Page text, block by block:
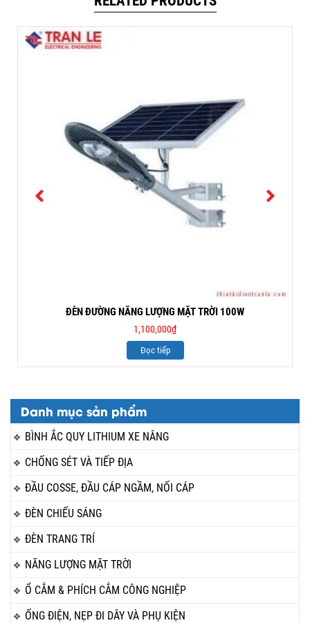
Danh mục sản phẩm
BÌNH ẮC QUY LITHIUM XE NÂNG
CHỐNG SÉT VÀ TIẾP ĐỊA
ĐẦU COSSE, ĐẦU CÁP NGẦM, NỐI CÁP
ĐÈN CHIẾU SÁNG
ĐÈN TRANG TRÍ
NĂNG LƯỢNG MẶT TRỜI
Ổ CẮM & PHÍCH CẮM CÔNG NGHIỆP
ỐNG ĐIỆN, NẸP ĐI DÂY VÀ PHỤ KIỆN
ĐÈN ĐƯỜNG NĂNG LƯỢNG MẶT TRỜI 100W
1,100,000₫
Đọc tiếp